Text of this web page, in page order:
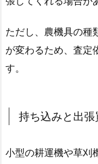
ただし、農機具の種
が変わるため、査定
す。
持ち込みと出張
小型の耕運機や草刈